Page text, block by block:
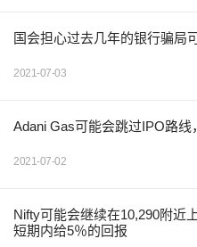
国会担心过去几年的银行骗局
2021-07-03
Adani Gas可能会跳过IPO路线
2021-07-02
Nifty可能会继续在10,290附近
短期内给5％的回报